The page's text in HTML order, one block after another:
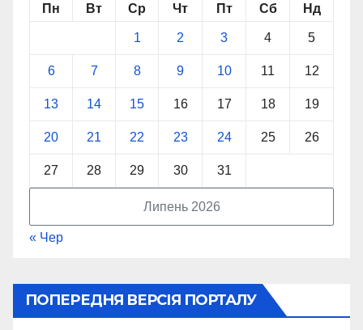
Липень 2026
Пн Вт Ср Чт Пт Сб Нд
1 2 3 4 5
6 7 8 9 10 11 12
13 14 15 16 17 18 19
20 21 22 23 24 25 26
27 28 29 30 31
« Чер
ПОПЕРЕДНЯ ВЕРСІЯ ПОРТАЛУ